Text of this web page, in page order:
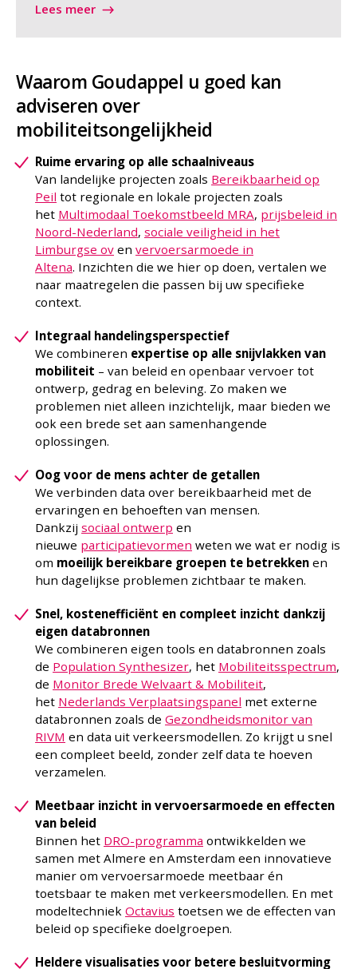
Lees meer
Waarom Goudappel u goed kan
adviseren over
mobiliteitsongelijkheid
Ruime ervaring op alle schaalniveaus
Van landelijke projecten zoals Bereikbaarheid op
Peil tot regionale en lokale projecten zoals
het Multimodaal Toekomstbeeld MRA, prijsbeleid in
Noord-Nederland,sociale veiligheid in het
Limburgse ov en vervoersarmoede in
Altena. Inzichten die we hier op doen, vertalen we
naar maatregelen die passen bij uw specifieke
context.
Integraal handelingsperspectief
We combineren expertise op alle snijvlakken van
mobiliteit – van beleid en openbaar vervoer tot
ontwerp, gedrag en beleving. Zo maken we
problemen niet alleen inzichtelijk, maar bieden we
ook een brede set aan samenhangende
oplossingen.
Oog voor de mens achter de getallen
We verbinden data over bereikbaarheid met de
ervaringen en behoeften van mensen.
Dankzijsociaal ontwerp en
nieuwe participatievormen weten we wat er nodig is
om moeilijk bereikbare groepen te betrekken en
hun dagelijkse problemen zichtbaar te maken.
Snel, kostenefficiënt en compleet inzicht dankzij
eigen databronnen
We combineren eigen tools en databronnen zoals
de Population Synthesizer, het Mobiliteitsspectrum,
de Monitor Brede Welvaart & Mobiliteit,
het Nederlands Verplaatsingspanel met externe
databronnen zoals deGezondheidsmonitor van
RIVM en data uit verkeersmodellen. Zo krijgt u snel
een compleet beeld, zonder zelf data te hoeven
verzamelen.
Meetbaar inzicht in vervoersarmoede en effecten
van beleid
Binnen het DRO-programma ontwikkelden we
samen met Almere en Amsterdam een innovatieve
manier om vervoersarmoede meetbaar én
toetsbaar te maken met verkeersmodellen. En met
modeltechniekOctavius toetsen we de effecten van
beleid op specifieke doelgroepen.
Heldere visualisaties voor betere besluitvorming